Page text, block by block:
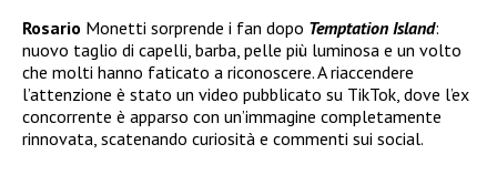
Rosario Monetti sorprende i fan dopo Temptation Island:
nuovo taglio di capelli, barba, pelle più luminosa e un volto
che molti hanno faticato a riconoscere. A riaccendere
l’attenzione è stato un video pubblicato su TikTok, dove l’ex
concorrente è apparso con un’immagine completamente
rinnovata, scatenando curiosità e commenti sui social.